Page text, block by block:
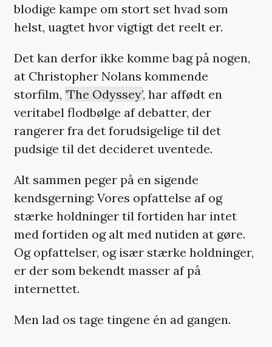
blodige kampe om stort set hvad som
helst, uagtet hvor vigtigt det reelt er.
Det kan derfor ikke komme bag på nogen,
at Christopher Nolans kommende
storfilm, ’The Odyssey’, har affødt en
veritabel flodbølge af debatter, der
rangerer fra det forudsigelige til det
pudsige til det decideret uventede.
Alt sammen peger på en sigende
kendsgerning: Vores opfattelse af og
stærke holdninger til fortiden har intet
med fortiden og alt med nutiden at gøre.
Og opfattelser, og især stærke holdninger,
er der som bekendt masser af på
internettet.
Men lad os tage tingene én ad gangen.